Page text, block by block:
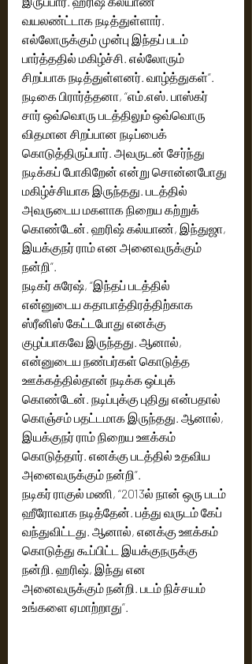
வயலண்ட்டாக நடித்துள்ளார்.
எல்லோருக்கும் முன்பு இந்தப் படம்
பார்த்ததில் மகிழ்ச்சி. எல்லோரும்
சிறப்பாக நடித்துள்ளனர். வாழ்த்துகள்”.
நடிகை பிரார்த்தனா, “எம்.எஸ். பாஸ்கர்
சார் ஒவ்வொரு படத்திலும் ஒவ்வொரு
விதமான சிறப்பான நடிப்பைக்
கொடுத்திருப்பார். அவருடன் சேர்ந்து
நடிக்கப் போகிறேன் என்று சொன்னபோது
மகிழ்ச்சியாக இருந்தது. படத்தில்
அவருடைய மகளாக நிறைய கற்றுக்
கொண்டேன். ஹரிஷ் கல்யாண், இந்துஜா,
இயக்குநர் ராம் என அனைவருக்கும்
நன்றி”.
நடிகர் சுரேஷ், “இந்தப் படத்தில்
என்னுடைய கதாபாத்திரத்திற்காக
ஸ்ரீனிஸ் கேட்டபோது எனக்கு
குழப்பாகவே இருந்தது. ஆனால்,
என்னுடைய நண்பர்கள் கொடுத்த
ஊக்கத்தில்தான் நடிக்க ஒப்புக்
கொண்டேன். நடிப்புக்கு புதிது என்பதால்
கொஞ்சம் பதட்டமாக இருந்தது. ஆனால்,
இயக்குநர் ராம் நிறைய ஊக்கம்
கொடுத்தார். எனக்கு படத்தில் உதவிய
அனைவருக்கும் நன்றி”.
நடிகர் ராகுல் மணி, “2013ல் நான் ஒரு படம்
ஹீரோவாக நடித்தேன். பத்து வருடம் கேப்
வந்துவிட்டது. ஆனால், எனக்கு ஊக்கம்
கொடுத்து கூப்பிட்ட இயக்குநருக்கு
நன்றி. ஹரிஷ், இந்து என
அனைவருக்கும் நன்றி. படம் நிச்சயம்
உங்களை ஏமாற்றாது”.